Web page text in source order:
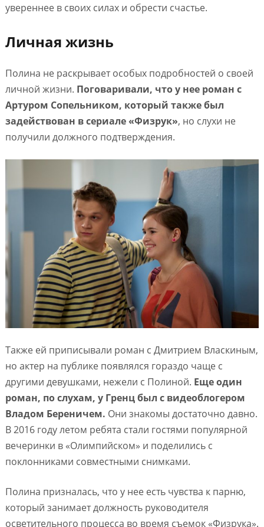
увереннее в своих силах и обрести счастье.
Личная жизнь
Полина не раскрывает особых подробностей о своей
личной жизни. Поговаривали, что у нее роман с
Артуром Сопельником, который также был
задействован в сериале «Физрук», но слухи не
получили должного подтверждения.
Также ей приписывали роман с Дмитрием Власкиным,
но актер на публике появлялся гораздо чаще с
другими девушками, нежели с Полиной. Еще один
роман, по слухам, у Гренц был с видеоблогером
Владом Береничем. Они знакомы достаточно давно.
В 2016 году летом ребята стали гостями популярной
вечеринки в «Олимпийском» и поделились с
поклонниками совместными снимками.
Полина призналась, что у нее есть чувства к парню,
который занимает должность руководителя
осветительного процесса во время съемок «Физрука».